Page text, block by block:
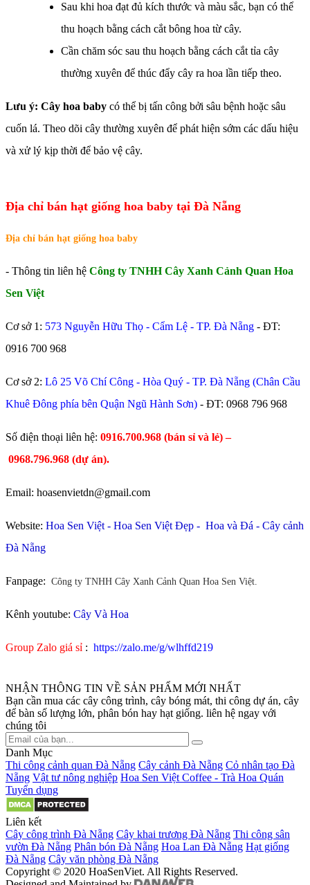
Sau khi hoa đạt đủ kích thước và màu sắc, bạn có thể
thu hoạch bằng cách cắt bông hoa từ cây.
Cần chăm sóc sau thu hoạch bằng cách cắt tỉa cây
thường xuyên để thúc đẩy cây ra hoa lần tiếp theo.
Lưu ý: Cây hoa baby có thể bị tấn công bởi sâu bệnh hoặc sâu
cuốn lá. Theo dõi cây thường xuyên để phát hiện sớm các dấu hiệu
và xử lý kịp thời để bảo vệ cây.
Địa chỉ bán hạt giống hoa baby tại Đà Nẵng
Địa chỉ bán hạt giống hoa baby
- Thông tin liên hệ Công ty TNHH Cây Xanh Cảnh Quan Hoa
Sen Việt
Cơ sở 1: 573 Nguyễn Hữu Thọ - Cẩm Lệ - TP. Đà Nẵng - ĐT:
0916 700 968
Cơ sở 2: Lô 25 Võ Chí Công - Hòa Quý - TP. Đà Nẵng (Chân Cầu
Khuê Đông phía bên Quận Ngũ Hành Sơn) - ĐT: 0968 796 968
​Số điện thoại liên hệ: 0916.700.968 (bán sỉ và lẻ) –
0968.796.968 (dự án).
Email: hoasenvietdn@gmail.com
Website: Hoa Sen Việt - Hoa Sen Việt Đẹp - Hoa và Đá - Cây cảnh
Đà Nẵng
Fanpage: Công ty TNHH Cây Xanh Cảnh Quan Hoa Sen Việt.
Kênh youtube: Cây Và Hoa
Group Zalo giá sỉ : https://zalo.me/g/wlhffd219
NHẬN THÔNG TIN VỀ SẢN PHẨM MỚI NHẤT
Bạn cần mua các cây công trình, cây bóng mát, thi công dự án, cây
để bàn số lượng lớn, phân bón hay hạt giống. liên hệ ngay với
chúng tôi
Danh Mục
Thi công cảnh quan Đà Nẵng Cây cảnh Đà Nẵng Cỏ nhân tạo Đà
Nẵng Vật tư nông nghiệp Hoa Sen Việt Coffee - Trà Hoa Quán
Tuyển dụng
Liên kết
Cây công trình Đà Nẵng Cây khai trương Đà Nẵng Thi công sân
vườn Đà Nẵng Phân bón Đà Nẵng Hoa Lan Đà Nẵng Hạt giống
Đà Nẵng Cây văn phòng Đà Nẵng
Copyright © 2020 HoaSenViet. All Rights Reserved.